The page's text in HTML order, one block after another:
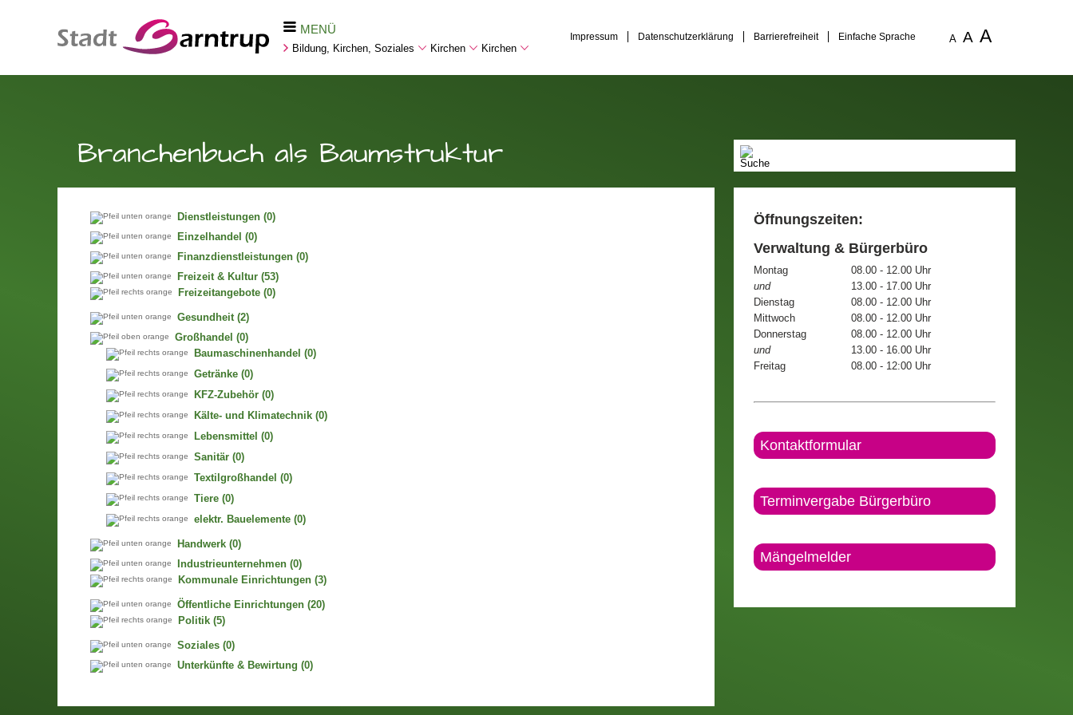
MENÜ
Bildung, Kirchen, Soziales Kirchen Kirchen
Impressum Datenschutzerklärung Barrierefreiheit Einfache Sprache A A A
Branchenbuch als Baumstruktur
Dienstleistungen (0)
Einzelhandel (0)
Finanzdienstleistungen (0)
Freizeit & Kultur (53)
Freizeitangebote (0)
Gesundheit (2)
Großhandel (0)
Baumaschinenhandel (0)
Getränke (0)
KFZ-Zubehör (0)
Kälte- und Klimatechnik (0)
Lebensmittel (0)
Sanitär (0)
Textilgroßhandel (0)
Tiere (0)
elektr. Bauelemente (0)
Handwerk (0)
Industrieunternehmen (0)
Kommunale Einrichtungen (3)
Öffentliche Einrichtungen (20)
Politik (5)
Soziales (0)
Unterkünfte & Bewirtung (0)
Öffnungszeiten:
Verwaltung & Bürgerbüro
Montag
08.00 - 12.00 Uhr
und
13.00 - 17.00 Uhr
Dienstag
08.00 - 12.00 Uhr
Mittwoch
08.00 - 12.00 Uhr
Donnerstag
08.00 - 12.00 Uhr
und
13.00 - 16.00 Uhr
Freitag
08.00 - 12:00 Uhr
Kontaktformular
Terminvergabe Bürgerbüro
Mängelmelder